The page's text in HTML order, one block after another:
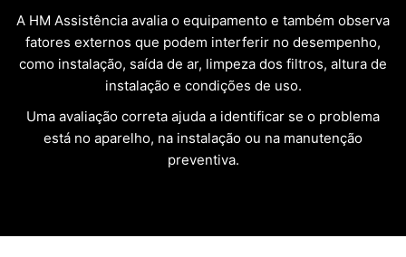
A HM Assistência avalia o equipamento e também observa
fatores externos que podem interferir no desempenho,
como instalação, saída de ar, limpeza dos filtros, altura de
instalação e condições de uso.
Uma avaliação correta ajuda a identificar se o problema
está no aparelho, na instalação ou na manutenção
preventiva.